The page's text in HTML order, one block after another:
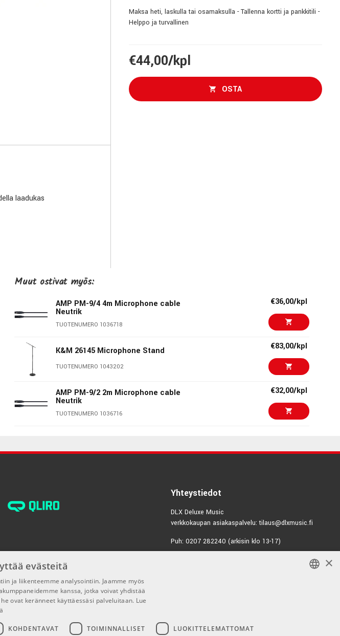
Maksa heti, laskulla tai osamaksulla - Tallenna kortti ja pankkitili -
Helppo ja turvallinen
€44,00/kpl
OSTA
laadukas
Heidän tekninen
Muut ostivat myös:
AMP PM-9/4 4m Microphone cable
Neutrik
TUOTENUMERO 1036718
€36,00/kpl
K&M 26145 Microphone Stand
TUOTENUMERO 1043202
€83,00/kpl
AMP PM-9/2 2m Microphone cable
Neutrik
TUOTENUMERO 1036716
€32,00/kpl
TUOTENUMERO 1001464
TUOTENUMERO 1001301
€14,00/kpl
TUOTENUMERO 1075538
TUOTENUMERO 1059847
Yhteystiedot
DLX Deluxe Music
verkkokaupan asiakaspalvelu: tilaus@dlxmusic.fi
Puh: 0207 282240 (arkisin klo 13-17)
×
evästeitä
ja liikenteemme analysointiin. Jaamme myös
kanssa, jotka voivat yhdistää
ovat keränneet käyttäessäsi palveluitaan. Lue
KOHDENTAVAT TOIMINNALLISET LUOKITTELEMATTOMAT